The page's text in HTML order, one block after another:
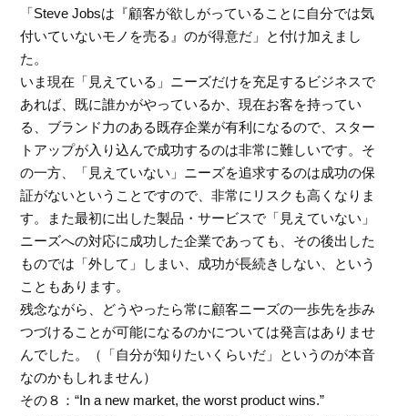
「Steve Jobsは『顧客が欲しがっていることに自分では気
付いていないモノを売る』のが得意だ」と付け加えまし
た。
いま現在「見えている」ニーズだけを充足するビジネスで
あれば、既に誰かがやっているか、現在お客を持ってい
る、ブランド力のある既存企業が有利になるので、スター
トアップが入り込んで成功するのは非常に難しいです。そ
の一方、「見えていない」ニーズを追求するのは成功の保
証がないということですので、非常にリスクも高くなりま
す。また最初に出した製品・サービスで「見えていない」
ニーズへの対応に成功した企業であっても、その後出した
ものでは「外して」しまい、成功が長続きしない、という
こともあります。
残念ながら、どうやったら常に顧客ニーズの一歩先を歩み
つづけることが可能になるのかについては発言はありませ
んでした。（「自分が知りたいくらいだ」というのが本音
なのかもしれません）
その８：“In a new market, the worst product wins.”